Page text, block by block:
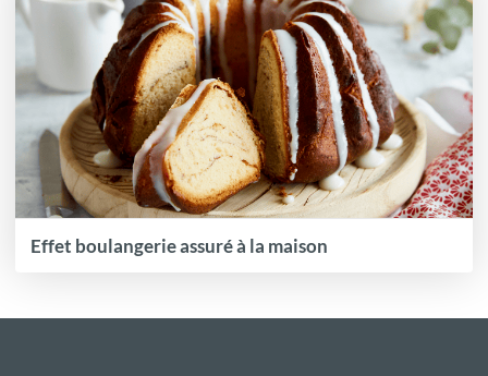
Effet boulangerie assuré à la maison